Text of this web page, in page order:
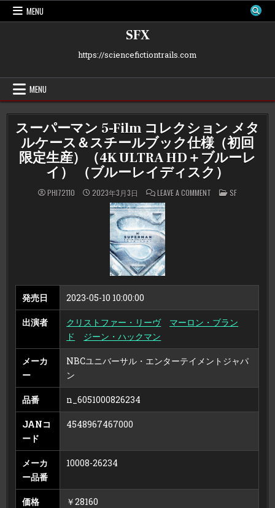
Skip
MENU
SFX
https://sciencefictiontrails.com
MENU
スーパーマン 5-Film コレクション メタ
ルケース＆スチールブック仕様（初回
限定生産）（4K ULTRA HD＋ブルーレ
イ） （ブルーレイディスク）
PHI72110 2023年3月3日 LEAVE A COMMENT
ョ
タ
ケ
＆
チ
ー
ッ
様
生
＋
POSTED
IN
SF
発売日 2023-05-10 10:00:00
出演者 クリストファー・リーヴ
マーロン・ブラン
ド
ジーン・ハックマン
メーカ
ー
NBCユニバーサル・エンターテイメントジャパ
ン
品番 n_6051000826234
JANコ
ード
4548967467000
メーカ
ー品番
10008-26234
価格 ￥28160